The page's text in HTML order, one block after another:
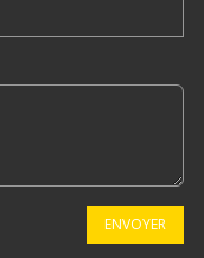
ENVOYER